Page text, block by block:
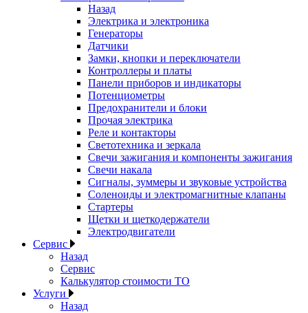
Назад
Электрика и электроника
Генераторы
Датчики
Замки, кнопки и переключатели
Контроллеры и платы
Панели приборов и индикаторы
Потенциометры
Предохранители и блоки
Прочая электрика
Реле и контакторы
Светотехника и зеркала
Свечи зажигания и компоненты зажигания
Свечи накала
Сигналы, зуммеры и звуковые устройства
Соленоиды и электромагнитные клапаны
Стартеры
Щетки и щеткодержатели
Электродвигатели
Сервис
Назад
Сервис
Калькулятор стоимости ТО
Услуги
Назад